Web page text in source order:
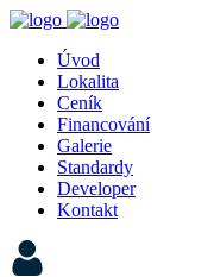
Úvod
Lokalita
Ceník
Financování
Galerie
Standardy
Developer
Kontakt